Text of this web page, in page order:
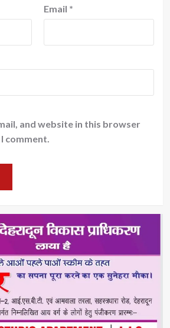
Email *
and website in this browser
comment.